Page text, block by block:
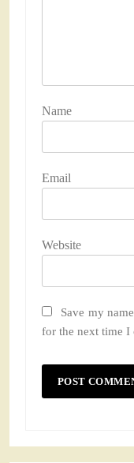
Website
Save my
for the next time I